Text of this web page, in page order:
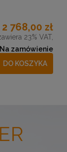
2 768,00 zł
23% VAT,
Na zamówienie
DO KOSZYKA